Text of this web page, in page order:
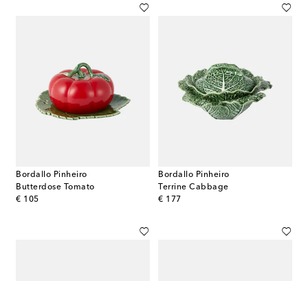
Bordallo Pinheiro
Butterdose Tomato
€ 105
original price
Bordallo Pinheiro
Terrine Cabbage
€ 177
original price